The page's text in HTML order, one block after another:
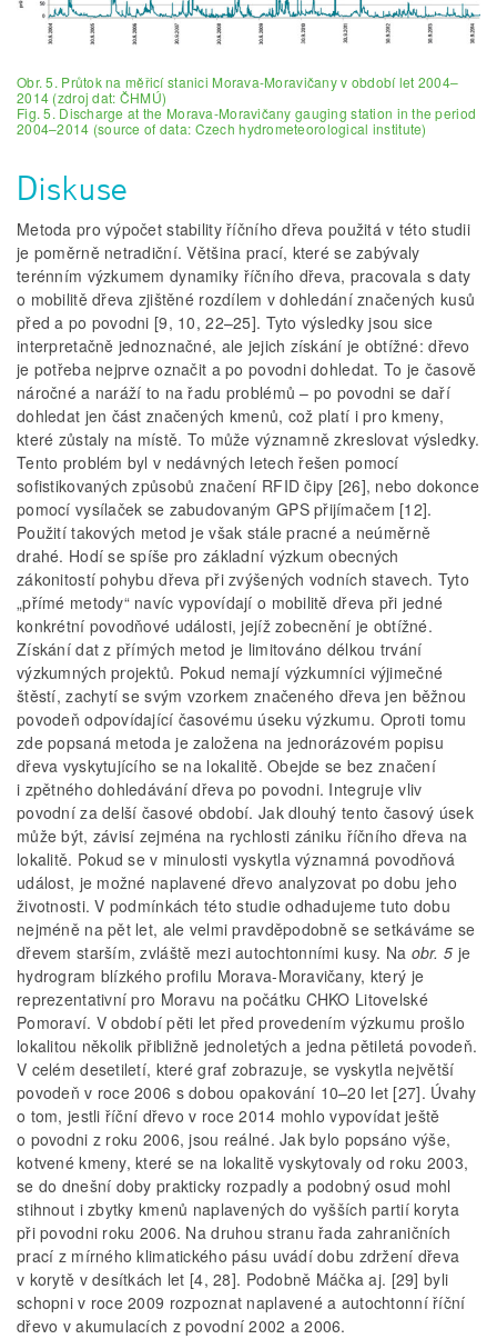
Obr. 5. Průtok na měřicí stanici Morava­‑Moravičany v období let 2004–
2014 (zdroj dat: ČHMÚ)
Fig. 5. Discharge at the Morava­‑Moravičany gauging station in the period
2004–2014 (source of data: Czech hydrometeorological institute)
Diskuse
Metoda pro výpočet stability říčního dřeva použitá v této studii
je poměrně netradiční. Většina prací, které se zabývaly
terénním výzkumem dynamiky říčního dřeva, pracovala s daty
o mobilitě dřeva zjištěné rozdílem v dohledání značených kusů
před a po povodni [9, 10, 22–25]. Tyto výsledky jsou sice
interpretačně jednoznačné, ale jejich získání je obtížné: dřevo
je potřeba nejprve označit a po povodni dohledat. To je časově
náročné a naráží to na řadu problémů – po povodni se daří
dohledat jen část značených kmenů, což platí i pro kmeny,
které zůstaly na místě. To může významně zkreslovat výsledky.
Tento problém byl v nedávných letech řešen pomocí
sofistikovaných způsobů značení RFID čipy [26], nebo dokonce
pomocí vysílaček se zabudovaným GPS přijímačem [12].
Použití takových metod je však stále pracné a neúměrně
drahé. Hodí se spíše pro základní výzkum obecných
zákonitostí pohybu dřeva při zvýšených vodních stavech. Tyto
„přímé metody“ navíc vypovídají o mobilitě dřeva při jedné
konkrétní povodňové události, jejíž zobecnění je obtížné.
Získání dat z přímých metod je limitováno délkou trvání
výzkumných projektů. Pokud nemají výzkumníci výjimečné
štěstí, zachytí se svým vzorkem značeného dřeva jen běžnou
povodeň odpovídající časovému úseku výzkumu. Oproti tomu
zde popsaná metoda je založena na jednorázovém popisu
dřeva vyskytujícího se na lokalitě. Obejde se bez značení
i zpětného dohledávání dřeva po povodni. Integruje vliv
povodní za delší časové období. Jak dlouhý tento časový úsek
může být, závisí zejména na rychlosti zániku říčního dřeva na
lokalitě. Pokud se v minulosti vyskytla významná povodňová
událost, je možné naplavené dřevo analyzovat po dobu jeho
životnosti. V podmínkách této studie odhadujeme tuto dobu
nejméně na pět let, ale velmi pravděpodobně se setkáváme se
dřevem starším, zvláště mezi autochtonními kusy. Na obr. 5 je
hydrogram blízkého profilu Morava­‑Moravičany, který je
reprezentativní pro Moravu na počátku CHKO Litovelské
Pomoraví. V období pěti let před provedením výzkumu prošlo
lokalitou několik přibližně jednoletých a jedna pětiletá povodeň.
V celém desetiletí, které graf zobrazuje, se vyskytla největší
povodeň v roce 2006 s dobou opakování 10–20 let [27]. Úvahy
o tom, jestli říční dřevo v roce 2014 mohlo vypovídat ještě
o povodni z roku 2006, jsou reálné. Jak bylo popsáno výše,
kotvené kmeny, které se na lokalitě vyskytovaly od roku 2003,
se do dnešní doby prakticky rozpadly a podobný osud mohl
stihnout i zbytky kmenů naplavených do vyšších partií koryta
při povodni roku 2006. Na druhou stranu řada zahraničních
prací z mírného klimatického pásu uvádí dobu zdržení dřeva
v korytě v desítkách let [4, 28]. Podobně Máčka aj. [29] byli
schopni v roce 2009 rozpoznat naplavené a autochtonní říční
dřevo v akumulacích z povodní 2002 a 2006.